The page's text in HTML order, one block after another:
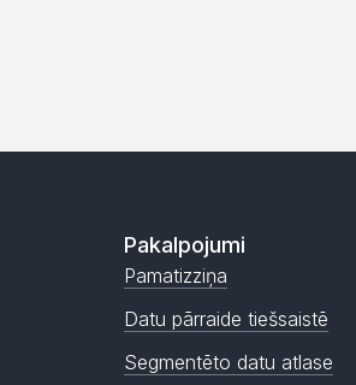
Pakalpojumi
Pamatizziņa
Datu pārraide tiešsaistē
Segmentēto datu atlase